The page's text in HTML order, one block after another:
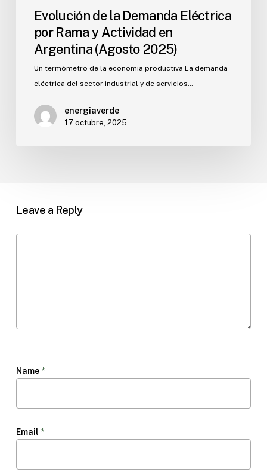
Evolución de la Demanda Eléctrica
por Rama y Actividad en
Argentina (Agosto 2025)
Un termómetro de la economía productiva La demanda
eléctrica del sector industrial y de servicios…
energiaverde
17 octubre, 2025
Leave a Reply
Name *
Email *